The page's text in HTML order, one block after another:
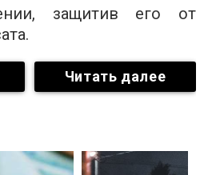
защитив его от
Читать далее